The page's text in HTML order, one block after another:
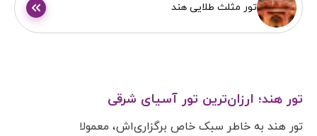
تور مثلث طلایی هند
تور هند؛ ارزان‌ترین تور آسیای شرقی
تور هند به خاطر سبک خاص برگزاری‌اش، معمولا